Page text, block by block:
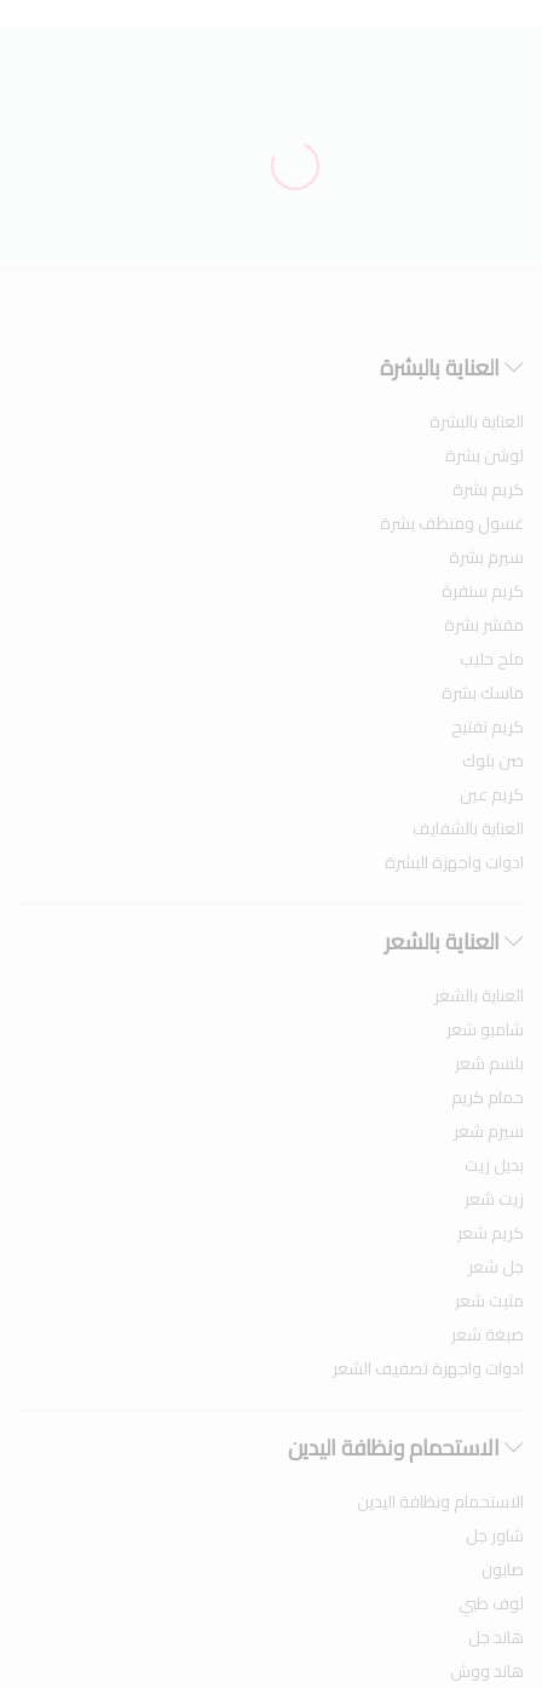
العناية بالبشرة
العناية بالبشرة
لوشن بشرة
كريم بشرة
غسول ومنظف بشرة
سيرم بشرة
كريم سنفرة
مقشر بشرة
ملح حليب
ماسك بشرة
كريم تفتيح
صن بلوك
كريم عين
العناية بالشفايف
ادوات واجهزة البشرة
العناية بالشعر
العناية بالشعر
شامبو شعر
بلسم شعر
حمام كريم
سيرم شعر
بديل زيت
زيت شعر
كريم شعر
جل شعر
مثبت شعر
صبغة شعر
ادوات واجهزة تصفيف الشعر
الاستحمام ونظافة اليدين
الاستحمام ونظافة اليدين
شاور جل
صابون
لوف طبي
هاند جل
هاند ووش